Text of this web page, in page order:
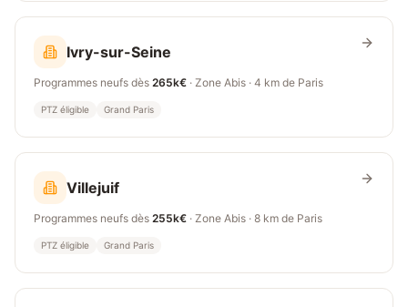
Ivry-sur-Seine
Programmes neufs dès 265k€ · Zone Abis · 4 km de Paris
PTZ éligible Grand Paris
Villejuif
Programmes neufs dès 255k€ · Zone Abis · 8 km de Paris
PTZ éligible Grand Paris